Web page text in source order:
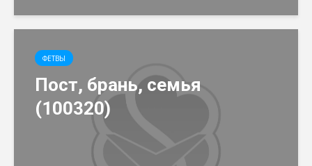
ФЕТВЫ
Пост, брань, семья
(100320)